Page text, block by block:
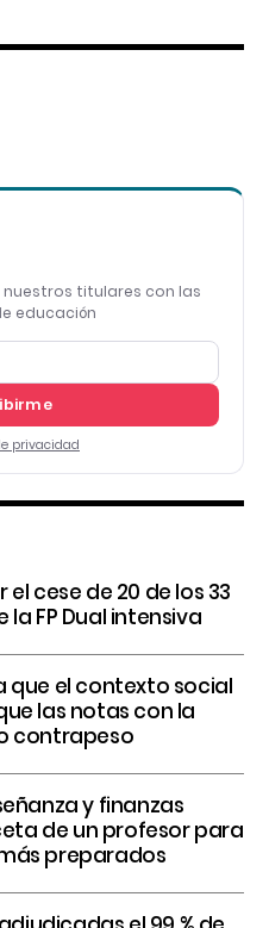
titulares con las
educación
privacidad
cese de 20 de los 33
FP Dual intensiva
que el contexto social
las notas con la
contrapeso
y finanzas
de un profesor para
preparados